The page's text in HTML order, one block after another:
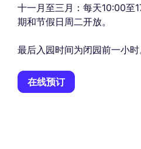
十一月至三月：每天10:00至
期和节假日周二开放。
最后入园时间为闭园前一小时
在线预订